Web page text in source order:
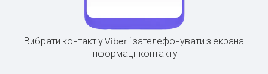
Вибрати контакт у Viber і зателефонувати з екрана
інформації контакту